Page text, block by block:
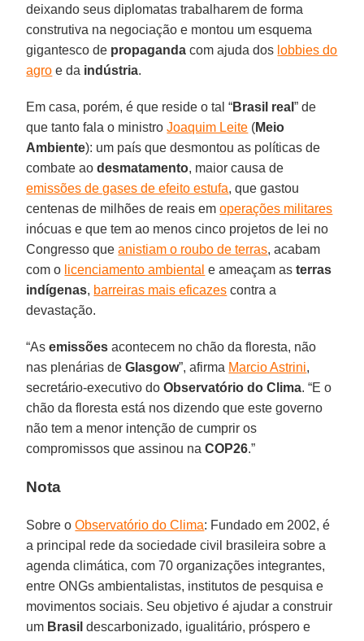
deixando seus diplomatas trabalharem de forma
construtiva na negociação e montou um esquema
gigantesco de propaganda com ajuda dos lobbies do
agro e da indústria.
Em casa, porém, é que reside o tal “Brasil real” de
que tanto fala o ministroJoaquim Leite (Meio
Ambiente): um país que desmontou as políticas de
combate aodesmatamento, maior causa de
emissões de gases de efeito estufa, que gastou
centenas de milhões de reais emoperações militares
inócuas e que tem ao menos cinco projetos de lei no
Congresso queanistiam o roubo de terras, acabam
com o licenciamento ambiental e ameaçam asterras
indígenas, barreiras mais eficazes contra a
devastação.
“Asemissões acontecem no chão da floresta, não
nas plenárias deGlasgow”, afirma Marcio Astrini,
secretário-executivo doObservatório do Clima. “E o
chão da floresta está nos dizendo que este governo
não tem a menor intenção de cumprir os
compromissos que assinou naCOP26.”
Nota
Sobre oObservatório do Clima: Fundado em 2002, é
a principal rede da sociedade civil brasileira sobre a
agenda climática, com 70 organizações integrantes,
entre ONGs ambientalistas, institutos de pesquisa e
movimentos sociais. Seu objetivo é ajudar a construir
um Brasil descarbonizado, igualitário, próspero e